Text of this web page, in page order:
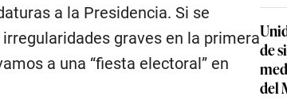
a la Presidencia. Si se
graves en la primera
a una “fiesta electoral” en
de
del